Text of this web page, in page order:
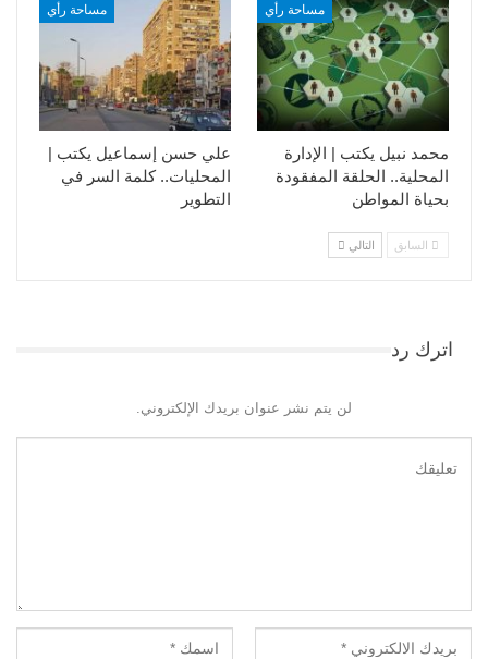
مساحة رأي
علي حسن إسماعيل يكتب |
المحليات.. كلمة السر في
التطوير​
مساحة رأي
محمد نبيل يكتب | الإدارة
المحلية.. الحلقة المفقودة
بحياة المواطن
السابق التالي
اترك رد
لن يتم نشر عنوان بريدك الإلكتروني.